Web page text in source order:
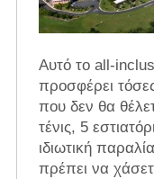
Αυτό το all-
προσφέρει
που δεν θα
τένις, 5
ιδιωτική
πρέπει να